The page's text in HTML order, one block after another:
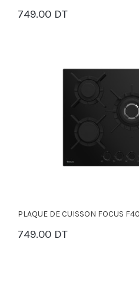
749.00 DT
PANIER
PLAQUE DE CUISSON FOCUS
749.00 DT
PANIER